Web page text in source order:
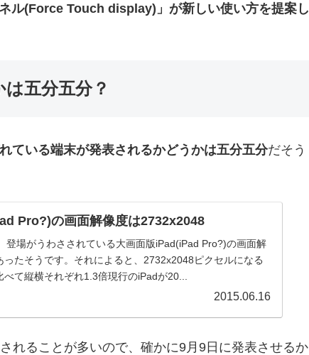
ル(Force Touch display)」が新しい使い方を提案し
五分五分？
ている端末が発表されるかどうかは五分五分だそう
Pro?)の画面解像度は2732x2048
登場がうわさされている大画面版iPad(iPad Pro?)の画面解
ったそうです。それによると、2732x2048ピクセルになる
て縦横それぞれ1.3倍現行のiPadが20...
2015.06.16
れることが多いので、確かに9月9日に発表させるか